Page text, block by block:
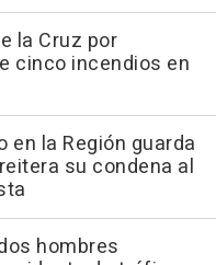
la Cruz por
cinco incendios en
en la Región guarda
su condena al
hombres